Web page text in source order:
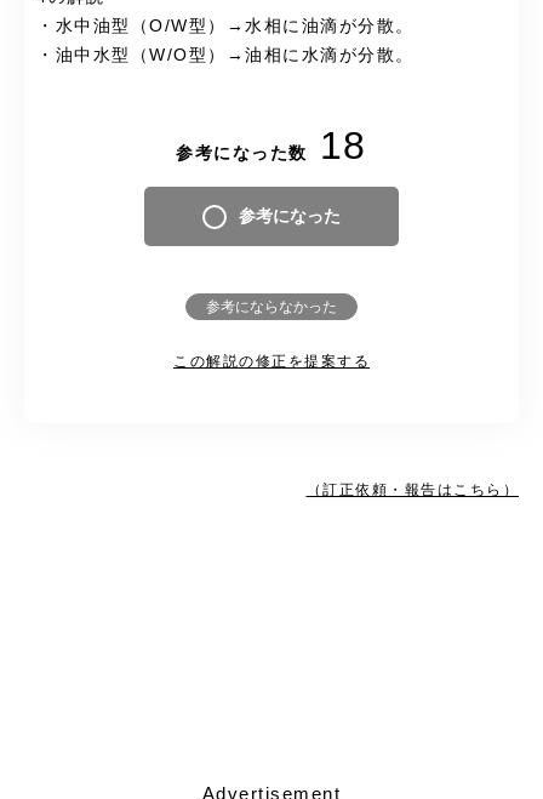
・水中油型（O/W型）→水相に油滴が分散。
・油中水型（W/O型）→油相に水滴が分散。
参考になった数 18
参考になった
参考にならなかった
この解説の修正を提案する
（訂正依頼・報告はこちら）
Advertisement